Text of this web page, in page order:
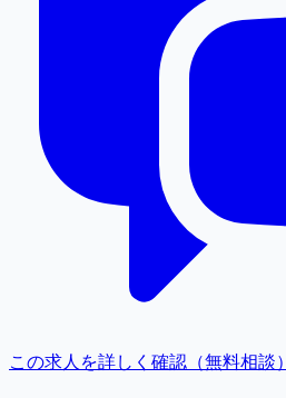
この求人を詳しく確認（無料相談）